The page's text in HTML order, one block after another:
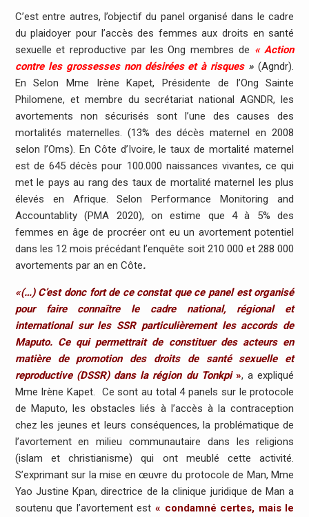
C’est entre autres, l’objectif du panel organisé dans le cadre
du plaidoyer pour l’accès des femmes aux droits en santé
sexuelle et reproductive par les Ong membres de « Action
contre les grossesses non désirées et à risques » (Agndr).
En Selon Mme Irène Kapet, Présidente de l’Ong Sainte
Philomene, et membre du secrétariat national AGNDR, les
avortements non sécurisés sont l’une des causes des
mortalités maternelles. (13% des décès maternel en 2008
selon l’Oms). En Côte d’Ivoire, le taux de mortalité maternel
est de 645 décès pour 100.000 naissances vivantes, ce qui
met le pays au rang des taux de mortalité maternel les plus
élevés en Afrique. Selon Performance Monitoring and
Accountablity (PMA 2020), on estime que 4 à 5% des
femmes en âge de procréer ont eu un avortement potentiel
dans les 12 mois précédant l’enquête soit 210 000 et 288 000
avortements par an en Côte.
«(…) C’est donc fort de ce constat que ce panel est organisé
pour faire connaître le cadre national, régional et
international sur les SSR particulièrement les accords de
Maputo. Ce qui permettrait de constituer des acteurs en
matière de promotion des droits de santé sexuelle et
reproductive (DSSR) dans la région du Tonkpi», a expliqué
Mme Irène Kapet. Ce sont au total 4 panels sur le protocole
de Maputo, les obstacles liés à l’accès à la contraception
chez les jeunes et leurs conséquences, la problématique de
l’avortement en milieu communautaire dans les religions
(islam et christianisme) qui ont meublé cette activité.
S’exprimant sur la mise en œuvre du protocole de Man, Mme
Yao Justine Kpan, directrice de la clinique juridique de Man a
soutenu que l’avortement est « condamné certes, mais le